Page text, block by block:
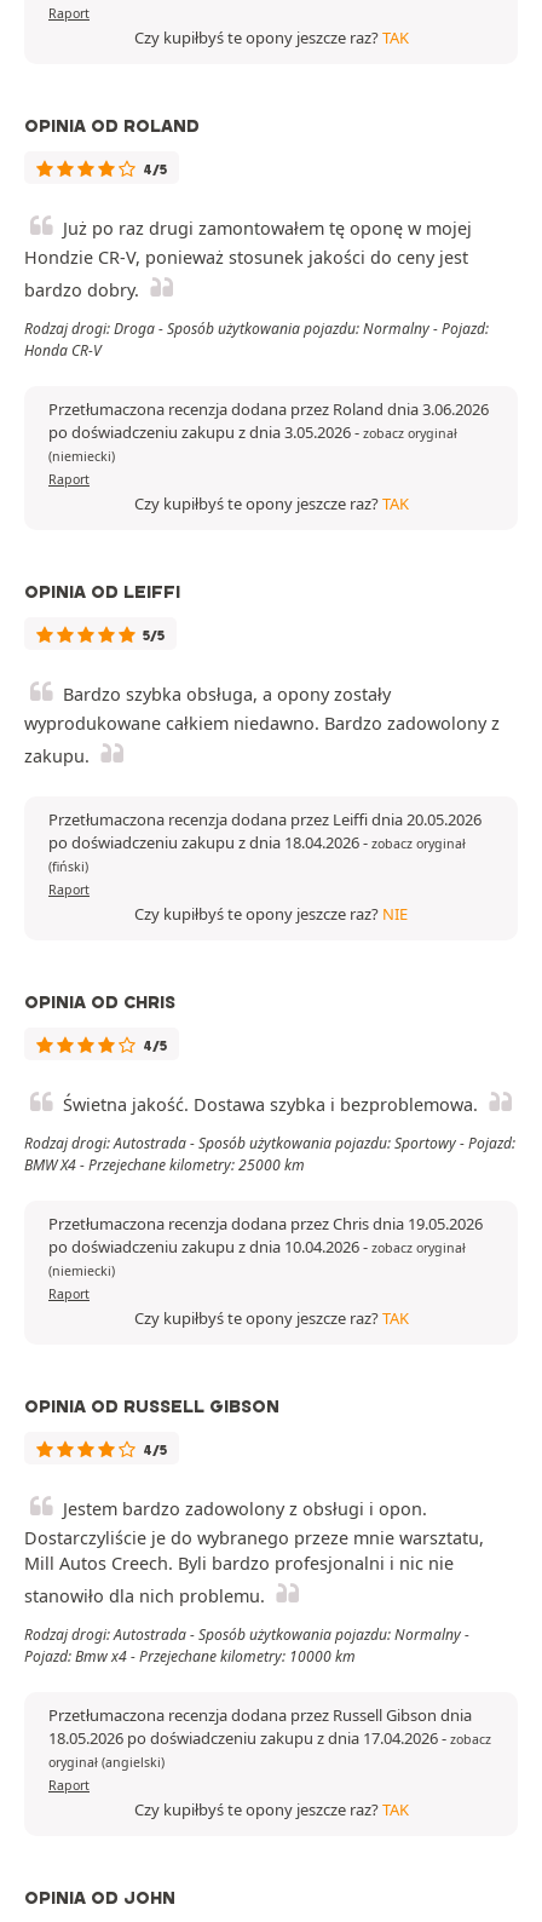
Raport
Czy kupiłbyś te opony jeszcze raz?TAK
OPINIA OD ROLAND
4/5
Już po raz drugi zamontowałem tę oponę w mojej
Hondzie CR-V, ponieważ stosunek jakości do ceny jest
bardzo dobry.
Rodzaj drogi: Droga - Sposób użytkowania pojazdu: Normalny - Pojazd:
Honda CR-V
Przetłumaczona recenzja dodana przez Roland dnia 3.06.2026
po doświadczeniu zakupu z dnia 3.05.2026- zobacz oryginał
(niemiecki)
Raport
Czy kupiłbyś te opony jeszcze raz?TAK
OPINIA OD LEIFFI
5/5
Bardzo szybka obsługa, a opony zostały
wyprodukowane całkiem niedawno. Bardzo zadowolony z
zakupu.
Przetłumaczona recenzja dodana przez Leiffi dnia 20.05.2026
po doświadczeniu zakupu z dnia 18.04.2026- zobacz oryginał
(fiński)
Raport
Czy kupiłbyś te opony jeszcze raz? NIE
OPINIA OD CHRIS
4/5
Świetna jakość. Dostawa szybka i bezproblemowa.
Rodzaj drogi: Autostrada - Sposób użytkowania pojazdu: Sportowy - Pojazd:
BMW X4 - Przejechane kilometry: 25000 km
Przetłumaczona recenzja dodana przez Chris dnia 19.05.2026
po doświadczeniu zakupu z dnia 10.04.2026- zobacz oryginał
(niemiecki)
Raport
Czy kupiłbyś te opony jeszcze raz?TAK
OPINIA OD RUSSELL GIBSON
4/5
Jestem bardzo zadowolony z obsługi i opon.
Dostarczyliście je do wybranego przeze mnie warsztatu,
Mill Autos Creech. Byli bardzo profesjonalni i nic nie
stanowiło dla nich problemu.
Rodzaj drogi: Autostrada - Sposób użytkowania pojazdu: Normalny -
Pojazd: Bmw x4 - Przejechane kilometry: 10000 km
Przetłumaczona recenzja dodana przez Russell Gibson dnia
18.05.2026 po doświadczeniu zakupu z dnia 17.04.2026- zobacz
oryginał (angielski)
Raport
Czy kupiłbyś te opony jeszcze raz?TAK
OPINIA OD JOHN